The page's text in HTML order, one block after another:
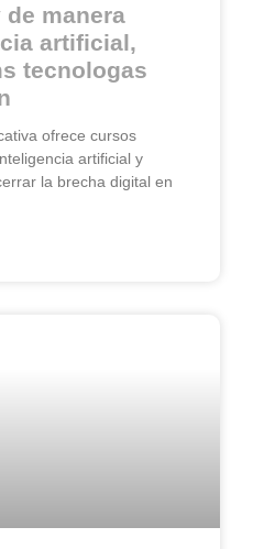
manera
artificial,
tecnologas
ofrece cursos
artificial y
la brecha digital en